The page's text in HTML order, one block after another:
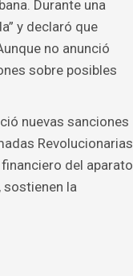
Durante una
y declaró que
no anunció
sobre posibles
nuevas sanciones
Revolucionarias
del aparato
sostienen la